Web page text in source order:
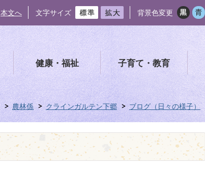
本文へ 文字サイズ 背景色変更
健康・福祉 子育て・教育
農林係 クラインガルテン下郷 ブログ（日々の様子）